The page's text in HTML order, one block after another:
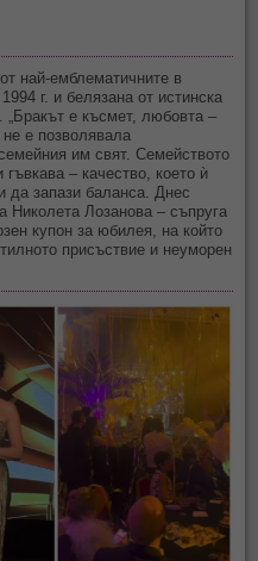
най-емблематичните в
г. и белязана от истинска
„Бракът е късмет, любовта –
е позволявала
им свят. Семейството
– качество, което ѝ
да запази баланса. Днес
Лозанова – съпруга
купон за юбилея, на който
присъствие и неуморен